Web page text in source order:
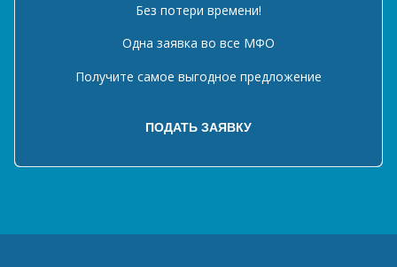
Без потери времени!
Одна заявка во все МФО
Получите самое выгодное предложение